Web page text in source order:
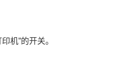
机”的开关。